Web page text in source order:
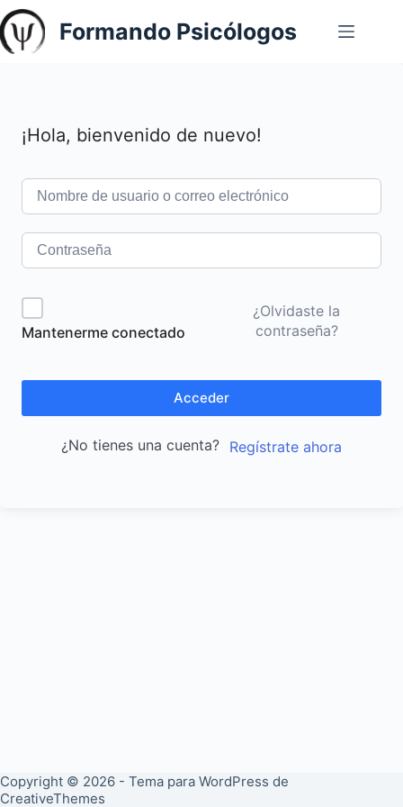
Saltar
al
contenido
Formando Psicólogos
¡Hola, bienvenido de nuevo!
Mantenerme conectado
¿Olvidaste la
contraseña?
Acceder
¿No tienes una cuenta? Regístrate ahora
Copyright © 2026 - Tema para WordPress de
CreativeThemes